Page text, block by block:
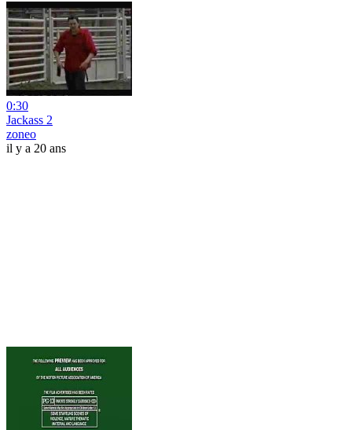
0:30
Jackass 2
zoneo
il y a 20 ans